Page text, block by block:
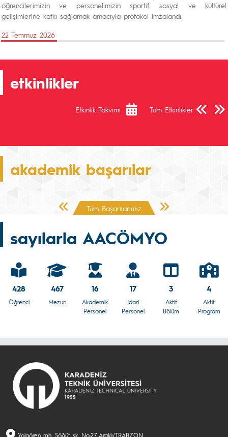
öğrencilerimizin ve personelimizin sportif, sosyal ve kültürel
gelişimlerine katkı sağlamak amacıyla protokol imzalandı.
22 Temmuz 2026
etkinlikler
Etkinlik Takvimi Tüm Etkinlikler
Önceki
akademik başarılar
Önceki SayfaTüm Başarılarımız Sonraki Sayfa
sayılarla AACÖMYO
428
Öğrenci
467
Mezun
16
Akademik
Personel
17
İdari
Personel
3
Aktif
Bölüm
4
Aktif
Program
Yolgören mh. Söğüt sk. No:27 Araklı/TRABZON